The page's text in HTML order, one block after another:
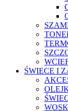
ŚWIECE I